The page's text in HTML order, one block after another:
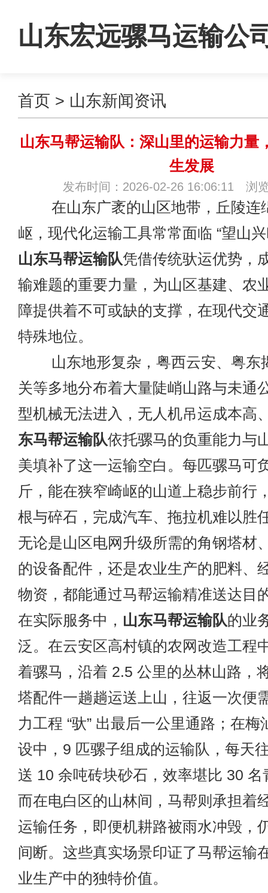
山东宏远骡马运输公
首页 > 山东新闻资讯
山东马帮运输队：深山里的运输力量
生发展
发布时间：2026-02-26 16:06:11 浏
在山东广袤的山区地带，丘陵连
岖，现代化运输工具常常面临 “望山
山东马帮运输队凭借传统驮运优势，
输难题的重要力量，为山区基建、农
障提供着不可或缺的支撑，在现代交
特殊地位。
山东地形复杂，粤西云安、粤东
关等多地分布着大量陡峭山路与未通
型机械无法进入，无人机吊运成本高
东马帮运输队依托骡马的负重能力与
美填补了这一运输空白。每匹骡马可
斤，能在狭窄崎岖的山道上稳步前行
根与碎石，完成汽车、拖拉机难以胜
无论是山区电网升级所需的角钢塔材
的设备配件，还是农业生产的肥料、
物资，都能通过马帮运输精准送达目
在实际服务中， 山东马帮运输队的业
泛。在云安区高村镇的农网改造工程
着骡马，沿着 2.5 公里的丛林山路，
塔配件一趟趟运送上山，往返一次便
力工程 “驮” 出最后一公里通路；在梅
设中，9 匹骡子组成的运输队，每天
送 10 余吨砖块砂石，效率堪比 30 名
而在电白区的山林间，马帮则承担着
运输任务，即便机耕路被雨水冲毁，
间断。这些真实场景印证了马帮运输
业生产中的独特价值。